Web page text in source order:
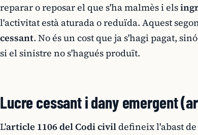
reparar o reposar el que s'ha malmès i els
l'activitat està aturada o reduïda. Aquest
cessant. No és un cost que ja s'hagi pagat,
si el sinistre no s'hagués produït.
Lucre cessant i dany emergent
L'article 1106 del Codi civildefineix l'abast